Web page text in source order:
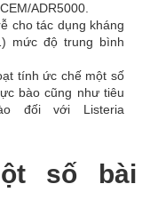
ADR5000.
cho tác dụng kháng
mức độ trung bình
tính ức chế một số
bào cũng như tiêu
đối với Listeria
số bài